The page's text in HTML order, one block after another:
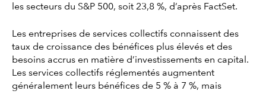
les secteurs du S&P 500, soit 23,8 %, d’après FactSet.
Les entreprises de services collectifs connaissent des
taux de croissance des bénéfices plus élevés et des
besoins accrus en matière d’investissements en capital.
Les services collectifs réglementés augmentent
généralement leurs bénéfices de 5 % à 7 %, mais